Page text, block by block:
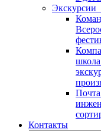
Экскурсии
Контакты